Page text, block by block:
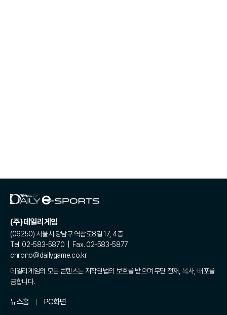
(주)데일리게임
(06250) 서울시 강남구 역삼로8길 17, 4층
Tel. 02-583-5870 | Fax. 02-583-5877
chrono@dailygame.co.kr
데일리게임의 모든 콘텐츠는 저작권법의 보호를 받으며 무단 전재, 복사, 배포를
금합니다.
뉴스홈 PC화면